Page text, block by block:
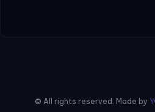
© All rights reserved. Made by